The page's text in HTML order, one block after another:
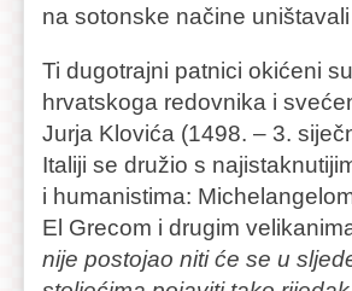
na sotonske načine
Ti dugotrajni patnici okićeni
hrvatskoga redovnika i
Jurja Klovića (1498. – 3.
Italiji se družio s
i humanistima:
El Grecom i drugim
nije postojao niti će se u